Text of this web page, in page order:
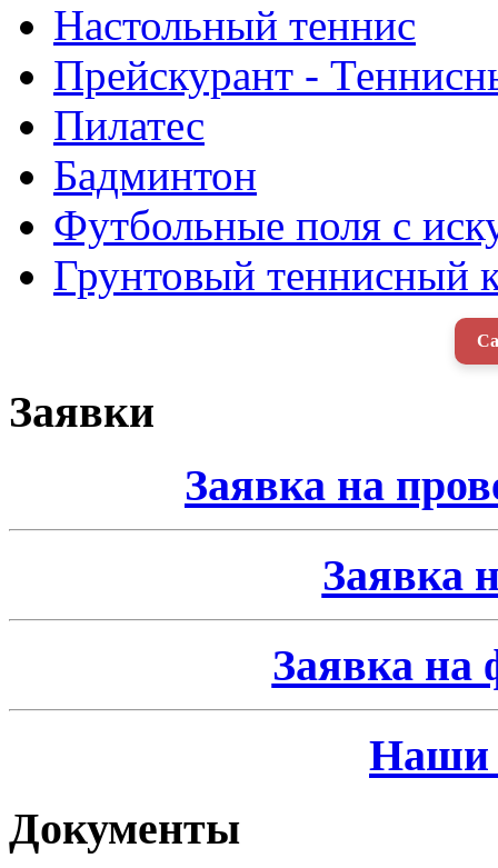
Настольный теннис
Прейскурант -
Пилатес
Бадминтон
Футбольные поля с
Грунтовый теннисный
Заявки
Заявка на
Заявка
Заявка на
Наши
Документы